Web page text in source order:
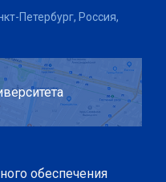
Петербург, Россия,
обеспечения